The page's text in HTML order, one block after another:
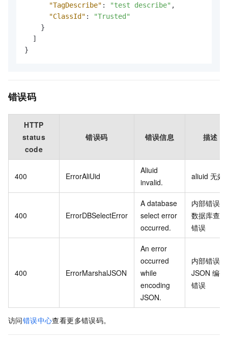
"TagDescribe" : "test describe" ,
"ClassId" :
"Trusted"
}
]
}
错误码
HTTP
status
code
错误码 错误信息 描述
400 ErrorAliUid
Aliuid
invalid.
aliuid 无效
400 ErrorDBSelectError
A database
select error
occurred.
内部错误：
数据库查询
错误
400 ErrorMarshalJSON
An error
occurred
while
encoding
JSON.
内部错误：
JSON 编码
错误
访问错误中心查看更多错误码。